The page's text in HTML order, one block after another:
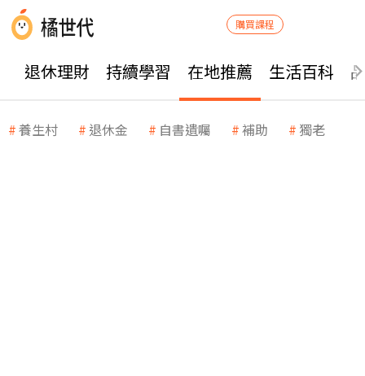
購買課程
退休理財 持續學習 在地推薦 生活百科
養生村 退休金 自書遺囑 補助 獨老